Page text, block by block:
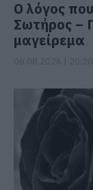
Ο λόγος
Σωτήρος –
μαγείρεμα